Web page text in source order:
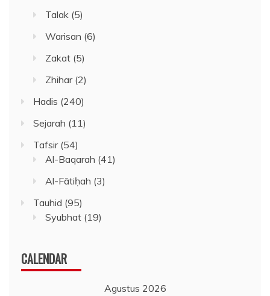
Talak (5)
Warisan (6)
Zakat (5)
Zhihar(2)
Hadis (240)
Sejarah (11)
Tafsir(54)
Al-Baqarah (41)
Al-Fātiḥah (3)
Tauhid (95)
Syubhat (19)
CALENDAR
Agustus 2026